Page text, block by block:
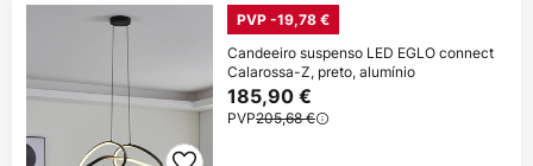
PVP -19,78 €
Candeeiro suspenso LED EGLO connect
Calarossa-Z, preto, alumínio
185,90 €
PVP205,68 €